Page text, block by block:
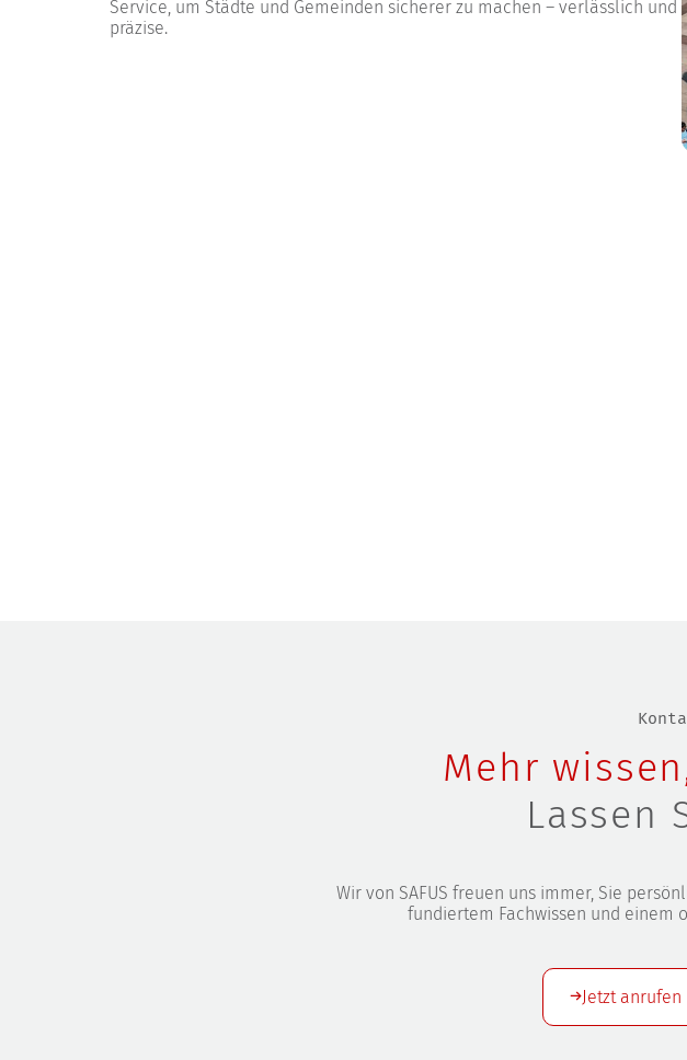
Service, um Städte und Gemeinden sicherer zu machen – verlässlich und
präzise.
Mehr
Lassen
Wir von SAFUS freuen uns immer, Sie
fundiertem Fachwissen und einem
Jetzt anrufen